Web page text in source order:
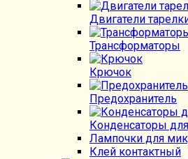
Двигатели
Трансформаторы
Крючок
Предохранитель
Конденсаторы
Лампочки для
Клей контактный